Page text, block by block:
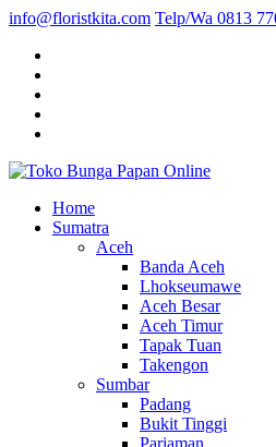
info@floristkita.com Telp/Wa 0813
Toko Bunga
Karangan Bunga Kirim Langsung –
Home
Sumatra
Aceh
Banda Aceh
Lhokseumawe
Aceh Besar
Aceh Timur
Tapak Tuan
Takengon
Sumbar
Padang
Bukit Tinggi
Pariaman